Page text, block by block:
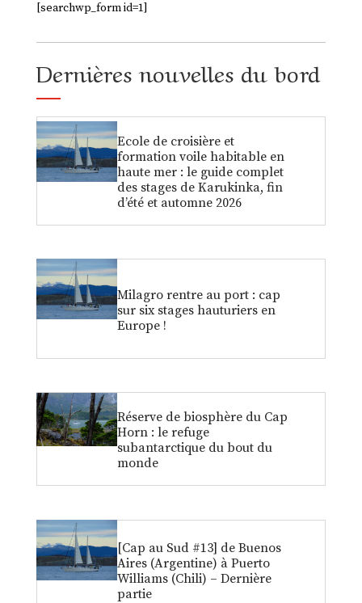
[searchwp_form id=1]
Dernières nouvelles du bord
Ecole de croisière et
formation voile habitable en
haute mer : le guide complet
des stages de Karukinka, fin
d’été et automne 2026
Milagro rentre au port : cap
sur six stages hauturiers en
Europe !
Réserve de biosphère du Cap
Horn : le refuge
subantarctique du bout du
monde
[Cap au Sud #13] de Buenos
Aires (Argentine) à Puerto
Williams (Chili) – Dernière
partie